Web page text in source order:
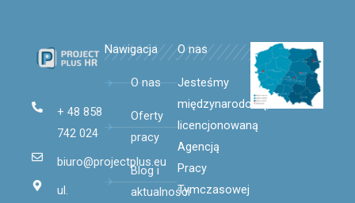
+ 48 858
742 024
biuro@projectplus.eu
ul.
Nawigacja
O nas
Oferty
pracy
Blog i
aktualności
O nas
Jesteśmy
międzynarodową,
licencjonowaną
Agencją
Pracy
Tymczasowej